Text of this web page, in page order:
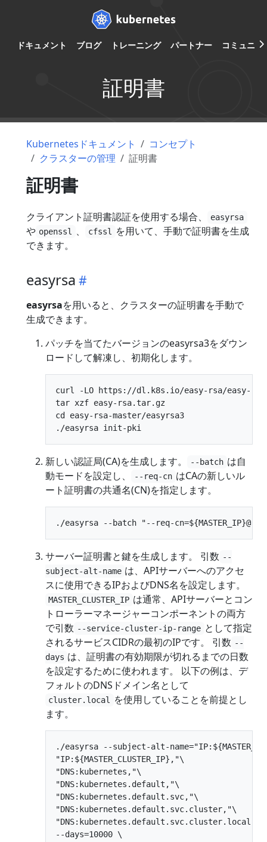
ドキュメント ブログ トレーニング パートナー コミュニテ
証明書
Kubernetesドキュメント
コンセプト
クラスターの管理
証明書
証明書
クライアント証明書認証を使用する場合、 easyrsa
や openssl 、 cfssl
を用いて、手動で証明書を生成
できます。
easyrsa
easyrsaを用いると、クラスターの証明書を手動で
生成できます。
パッチを当てたバージョンのeasyrsa3をダウン
ロードして解凍し、初期化します。
curl -LO https://dl.k8s.io/easy-rsa/easy-
tar xzf easy-rsa.tar.gz
cd easy-rsa-master/easyrsa3
新しい認証局(CA)を生成します。 --batch は自
動モードを設定し、
--req-cn はCAの新しいル
ート証明書の共通名(CN)を指定します。
サーバー証明書と鍵を生成します。 引数 --
subject-alt-name は、APIサーバーへのアクセ
スに使用できるIPおよびDNS名を設定します。
MASTER_CLUSTER_IP は通常、APIサーバーとコン
トローラーマネージャーコンポーネントの両方
で引数 --service-cluster-ip-range として指定
されるサービスCIDRの最初のIPです。 引数 --
days は、証明書の有効期限が切れるまでの日数
を設定するために使われます。 以下の例は、デ
フォルトのDNSドメイン名として
cluster.local
を使用していることを前提とし
ます。
./easyrsa --subject-alt-
"IP:${MASTER_CLUSTER_IP},"\
"DNS:kubernetes,"\
"DNS:kubernetes.default,"\
"DNS:kubernetes.default.svc,"\
"DNS:kubernetes.default.svc.cluster,"\
"DNS:kubernetes.default.svc.cluster.local" \
--days=10000 \